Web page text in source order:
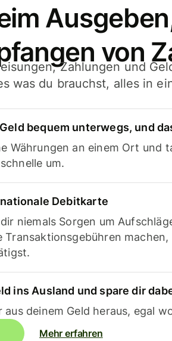
von
Zahlungen und
was du brauchst, alles in
bequem unterwegs, und
Währungen an einem Ort und
um.
Debitkarte
niemals Sorgen um
Transaktionsgebühren
ins Ausland und spare dir
aus deinem Geld heraus, egal
Mehr erfahren